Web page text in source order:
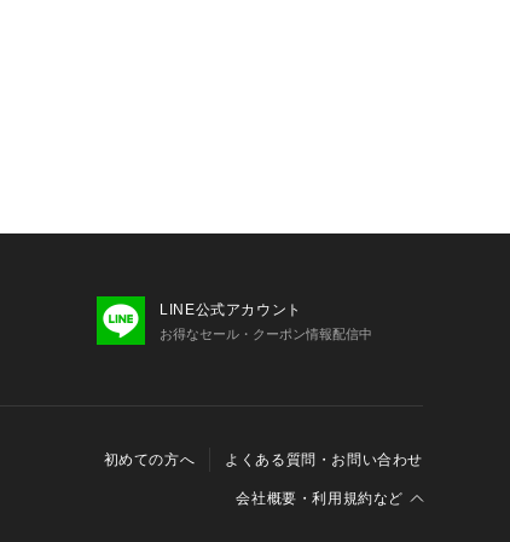
LINE公式アカウント
お得なセール・クーポン情報配信中
初めての方へ よくある質問・お問い合わせ
会社概要・利用規約など